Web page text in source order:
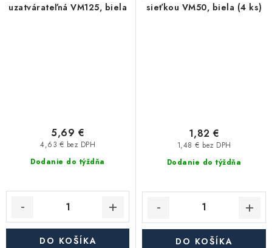
uzatvárateľná VM125, biela
Dodanie do týždňa
4,63 € bez DPH
5,69 €
DO KOŠÍKA
sieťkou VM50, biela (4 ks)
Dodanie do týždňa
1,48 € bez DPH
1,82 €
DO KOŠÍKA